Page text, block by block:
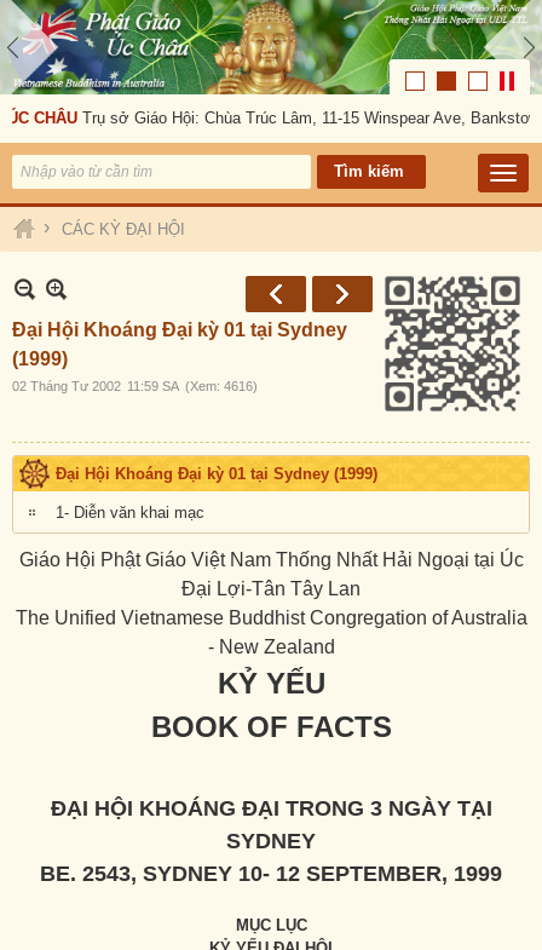
CHÂU Trụ sở Giáo Hội: Chùa Trúc Lâm, 11-15 Winspear Ave,
› CÁC KỲ ĐẠI HỘI
Đại Hội Khoáng Đại kỳ 01 tại Sydney
(1999)
02 Tháng Tư 2002 11:59 SA (Xem: 4616)
Đại Hội Khoáng Đại kỳ 01 tại Sydney (1999)
1- Diễn văn khai mạc
Giáo Hội Phật Giáo Việt Nam Thống Nhất Hải Ngoại tại Úc
Đại Lợi-Tân Tây Lan
The Unified Vietnamese Buddhist Congregation of Australia
- New Zealand
KỶ YẾU
BOOK OF FACTS
ĐẠI HỘI KHOÁNG ĐẠI TRONG 3 NGÀY TẠI
SYDNEY
BE. 2543, SYDNEY 10- 12 SEPTEMBER, 1999
MỤC LỤC